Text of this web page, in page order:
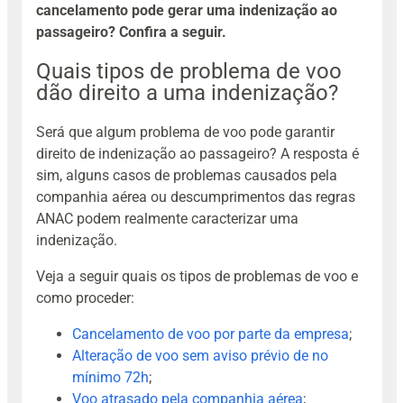
cancelamento pode gerar uma indenização ao
passageiro? Confira a seguir.
Quais tipos de problema de voo
dão direito a uma indenização?
Será que algum problema de voo pode garantir
direito de indenização ao passageiro? A resposta é
sim, alguns casos de problemas causados pela
companhia aérea ou descumprimentos das regras
ANAC podem realmente caracterizar uma
indenização.
Veja a seguir quais os tipos de problemas de voo e
como proceder:
Cancelamento de voo por parte da empresa;
Alteração de voo sem aviso prévio de no
mínimo 72h;
Voo atrasado pela companhia aérea;